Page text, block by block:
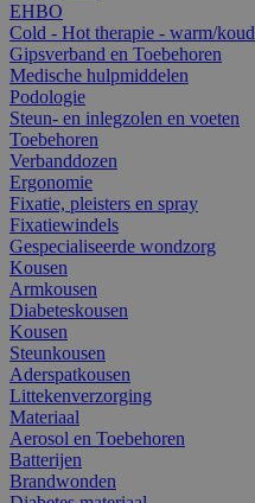
EHBO
Cold - Hot therapie - warm/koud
Gipsverband en Toebehoren
Medische hulpmiddelen
Podologie
Steun- en inlegzolen en voeten
Toebehoren
Verbanddozen
Ergonomie
Fixatie, pleisters en spray
Fixatiewindels
Gespecialiseerde wondzorg
Kousen
Armkousen
Diabeteskousen
Kousen
Steunkousen
Aderspatkousen
Littekenverzorging
Materiaal
Aerosol en Toebehoren
Batterijen
Brandwonden